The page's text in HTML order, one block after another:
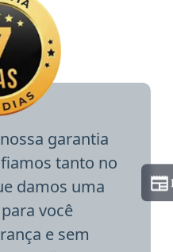
garantia
tanto no
damos uma
você
e sem